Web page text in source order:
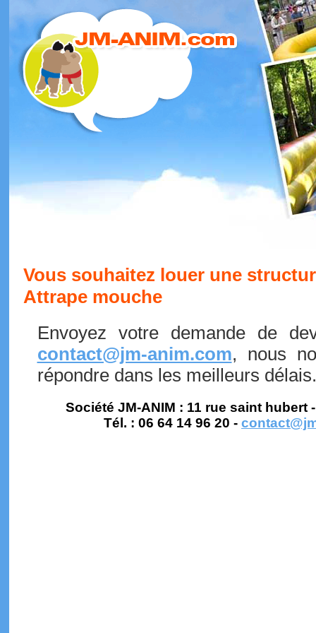
Vous souhaitez louer une
Attrape mouche
Envoyez votre demande de
contact@jm-anim.com, nous
répondre dans les meilleurs délais.
Société JM-ANIM : 11 rue saint hubert
Tél. : 06 64 14 96 20 -